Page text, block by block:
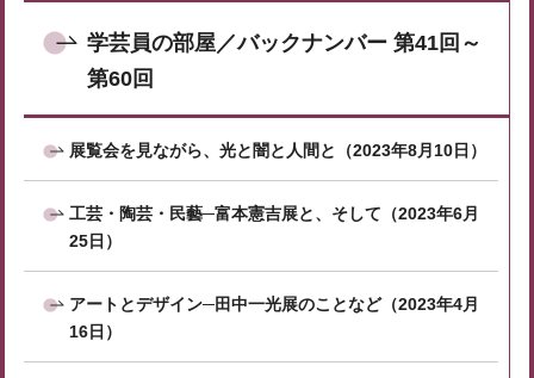
学芸員の部屋／バックナンバー 第41回～
第60回
展覧会を見ながら、光と闇と人間と（2023年8月10日）
工芸・陶芸・民藝─富本憲吉展と、そして（2023年6月
25日）
アートとデザイン─田中一光展のことなど（2023年4月
16日）